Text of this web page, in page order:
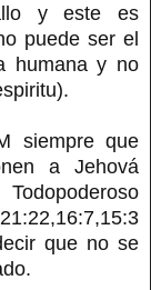
y este es
puede ser el
humana y no
siempre que
a Jehová
que no se